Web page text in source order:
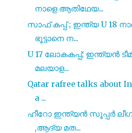
നാളെ ആതിഥേയ...
സാഫ് കപ്പ് ; ഇന്ത്യ U 18
ഭൂട്ടാനെ ന...
U 17 ലോകകപ്പ്; ഇന്ത്യൻ
മലയാള...
Qatar rafree talks about
a ...
ഹീറോ ഇന്ത്യൻ സൂപ്പർ
,ആദ്യ മത...